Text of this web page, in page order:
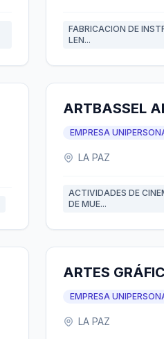
FABRICACION DE
LEN...
ARTBASSEL
EMPRESA
LA PAZ
ACTIVIDADES DE
DE MUE...
ARTES
EMPRESA
LA PAZ